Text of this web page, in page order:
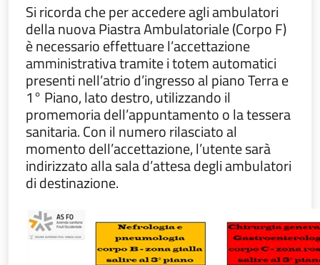
Si ricorda che per accedere agli ambulatori
della nuova Piastra Ambulatoriale (Corpo F)
è necessario effettuare l’accettazione
amministrativa tramite i totem automatici
presenti nell’atrio d’ingresso al piano Terra e
1° Piano, lato destro, utilizzando il
promemoria dell’appuntamento o la tessera
sanitaria. Con il numero rilasciato al
momento dell’accettazione, l’utente sarà
indirizzato alla sala d’attesa degli ambulatori
di destinazione.